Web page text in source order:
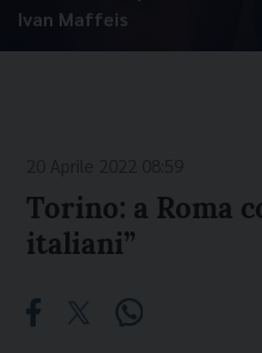
Ivan Maffeis
Torino: a Roma
italiani”